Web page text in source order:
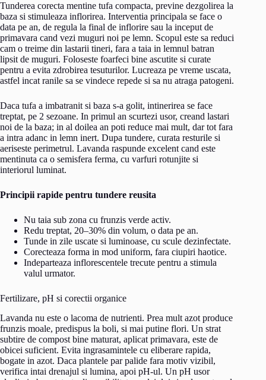
Tunderea corecta mentine tufa compacta, previne dezgolirea la
baza si stimuleaza inflorirea. Interventia principala se face o
data pe an, de regula la final de inflorire sau la inceput de
primavara cand vezi muguri noi pe lemn. Scopul este sa reduci
cam o treime din lastarii tineri, fara a taia in lemnul batran
lipsit de muguri. Foloseste foarfeci bine ascutite si curate
pentru a evita zdrobirea tesuturilor. Lucreaza pe vreme uscata,
astfel incat ranile sa se vindece repede si sa nu atraga patogeni.
Daca tufa a imbatranit si baza s-a golit, intinerirea se face
treptat, pe 2 sezoane. In primul an scurtezi usor, creand lastari
noi de la baza; in al doilea an poti reduce mai mult, dar tot fara
a intra adanc in lemn inert. Dupa tundere, curata resturile si
aeriseste perimetrul. Lavanda raspunde excelent cand este
mentinuta ca o semisfera ferma, cu varfuri rotunjite si
interiorul luminat.
Principii rapide pentru tundere reusita
Nu taia sub zona cu frunzis verde activ.
Redu treptat, 20–30% din volum, o data pe an.
Tunde in zile uscate si luminoase, cu scule dezinfectate.
Corecteaza forma in mod uniform, fara ciupiri haotice.
Indeparteaza inflorescentele trecute pentru a stimula
valul urmator.
Fertilizare, pH si corectii organice
Lavanda nu este o lacoma de nutrienti. Prea mult azot produce
frunzis moale, predispus la boli, si mai putine flori. Un strat
subtire de compost bine maturat, aplicat primavara, este de
obicei suficient. Evita ingrasamintele cu eliberare rapida,
bogate in azot. Daca plantele par palide fara motiv vizibil,
verifica intai drenajul si lumina, apoi pH-ul. Un pH usor